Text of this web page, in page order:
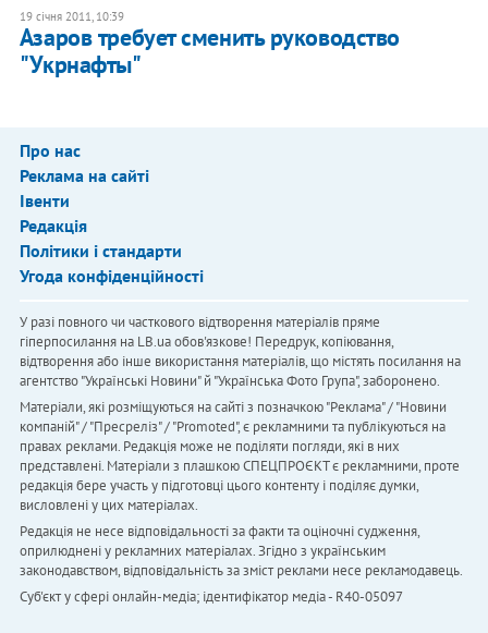
19 січня 2011, 10:39
Азаров требует сменить руководство
"Укрнафты"
Про нас
Реклама на сайті
Івенти
Редакція
Політики і стандарти
Угода конфіденційності
У разі повного чи часткового відтворення матеріалів пряме
гіперпосилання на LB.ua обов'язкове! Передрук, копіювання,
відтворення або інше використання матеріалів, що містять посилання на
агентство "Українськi Новини" й "Українська Фото Група", заборонено.
Матеріали, які розміщуються на сайті з позначкою "Реклама" / "Новини
компаній" / "Пресреліз" / "Promoted", є рекламними та публікуються на
правах реклами. Редакція може не поділяти погляди, які в них
представлені. Матеріали з плашкою СПЕЦПРОЄКТ є рекламними, проте
редакція бере участь у підготовці цього контенту і поділяє думки,
висловлені у цих матеріалах.
Редакція не несе відповідальності за факти та оціночні судження,
оприлюднені у рекламних матеріалах. Згідно з українським
законодавством, відповідальність за зміст реклами несе рекламодавець.
Cуб'єкт у сфері онлайн-медіа; ідентифікатор медіа - R40-05097